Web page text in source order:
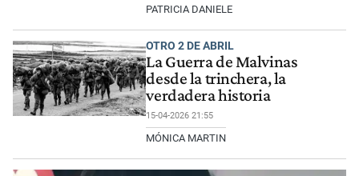
PATRICIA DANIELE
OTRO 2 DE ABRIL
La Guerra de Malvinas
desde la trinchera, la
verdadera historia
15-04-2026 21:55
MÓNICA MARTIN